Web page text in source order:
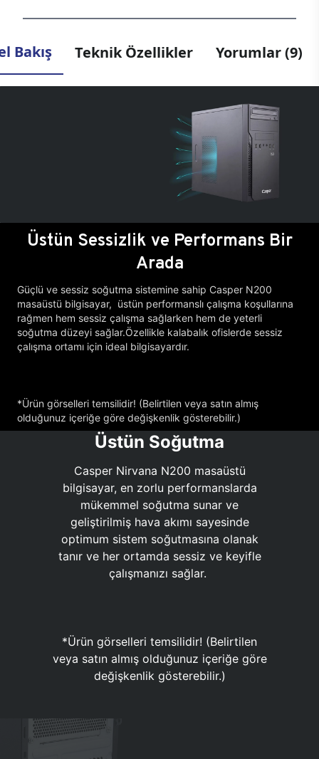
Bakış Teknik Özellikler Yorumlar (9)
Üstün Sessizlik ve Performans Bir
Arada
Güçlü ve sessiz soğutma sistemine sahip Casper N200
masaüstü bilgisayar, üstün performanslı çalışma koşullarına
rağmen hem sessiz çalışma sağlarken hem de yeterli
soğutma düzeyi sağlar.Özellikle kalabalık ofislerde sessiz
çalışma ortamı için ideal bilgisayardır.
*Ürün görselleri temsilidir! (Belirtilen veya satın almış
olduğunuz içeriğe göre değişkenlik gösterebilir.)
Üstün Soğutma
Casper Nirvana N200 masaüstü
bilgisayar, en zorlu performanslarda
mükemmel soğutma sunar ve
geliştirilmiş hava akımı sayesinde
optimum sistem soğutmasına olanak
tanır ve her ortamda sessiz ve keyifle
çalışmanızı sağlar.
*Ürün görselleri temsilidir! (Belirtilen
veya satın almış olduğunuz içeriğe göre
değişkenlik gösterebilir.)